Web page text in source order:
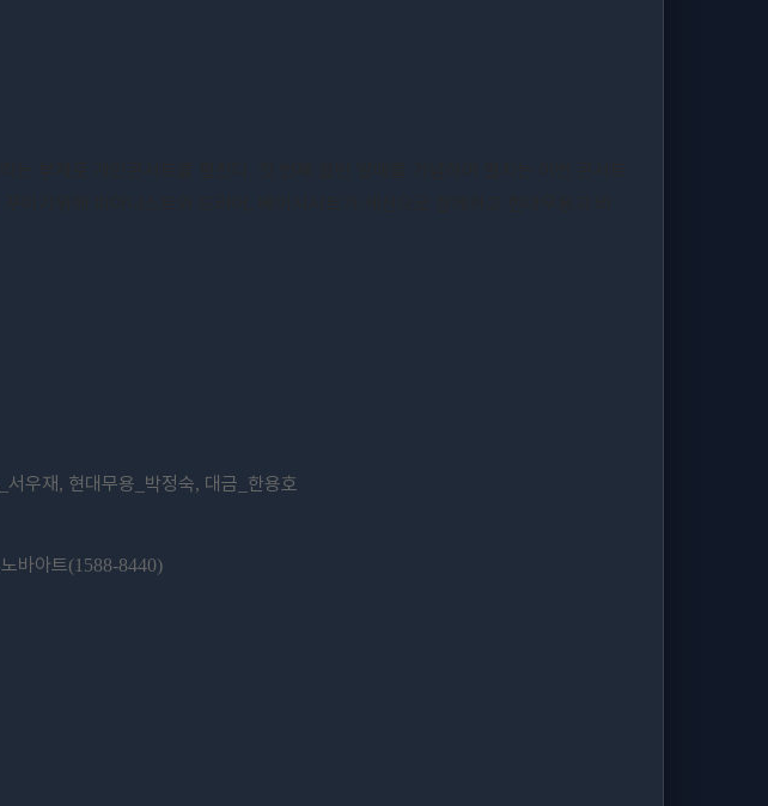
서우재, 현대무용 박정숙, 대금 한용호
노바아트(1588-8440)